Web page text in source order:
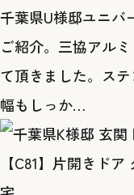
千葉県U様邸ユニバ
ご紹介。三協アル
て頂きました。ス
幅もしっか…